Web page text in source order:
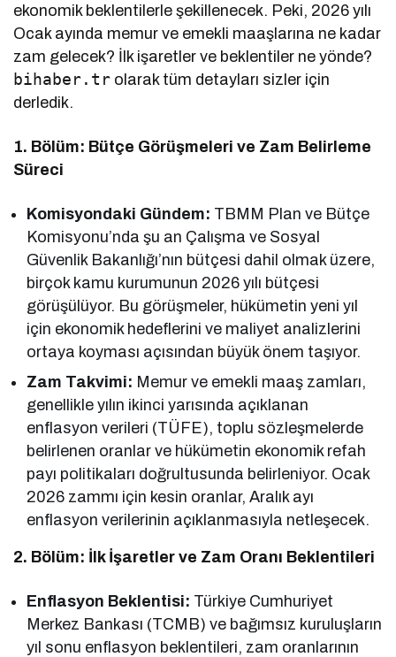
ekonomik beklentilerle şekillenecek. Peki, 2026 yılı
Ocak ayında memur ve emekli maaşlarına ne kadar
zam gelecek? İlk işaretler ve beklentiler ne yönde?
bihaber.tr olarak tüm detayları sizler için
derledik.
1. Bölüm: Bütçe Görüşmeleri ve Zam Belirleme
Süreci
Komisyondaki Gündem: TBMM Plan ve Bütçe
Komisyonu’nda şu an Çalışma ve Sosyal
Güvenlik Bakanlığı’nın bütçesi dahil olmak üzere,
birçok kamu kurumunun 2026 yılı bütçesi
görüşülüyor. Bu görüşmeler, hükümetin yeni yıl
için ekonomik hedeflerini ve maliyet analizlerini
ortaya koyması açısından büyük önem taşıyor.
Zam Takvimi: Memur ve emekli maaş zamları,
genellikle yılın ikinci yarısında açıklanan
enflasyon verileri (TÜFE), toplu sözleşmelerde
belirlenen oranlar ve hükümetin ekonomik refah
payı politikaları doğrultusunda belirleniyor. Ocak
2026 zammı için kesin oranlar, Aralık ayı
enflasyon verilerinin açıklanmasıyla netleşecek.
2. Bölüm: İlk İşaretler ve Zam Oranı Beklentileri
Enflasyon Beklentisi: Türkiye Cumhuriyet
Merkez Bankası (TCMB) ve bağımsız kuruluşların
yıl sonu enflasyon beklentileri, zam oranlarının